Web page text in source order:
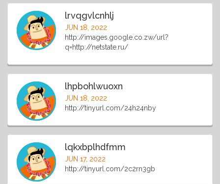
lrvqgvlcnhlj
JUN 18, 2022
http://images.google.co.zw/url?
q=http://netstate.ru/
lhpbohlwuoxn
JUN 18, 2022
http://tinyurl.com/24h24nby
lqkxbplhdfmm
JUN 17, 2022
http://tinyurl.com/2c2rn3gb